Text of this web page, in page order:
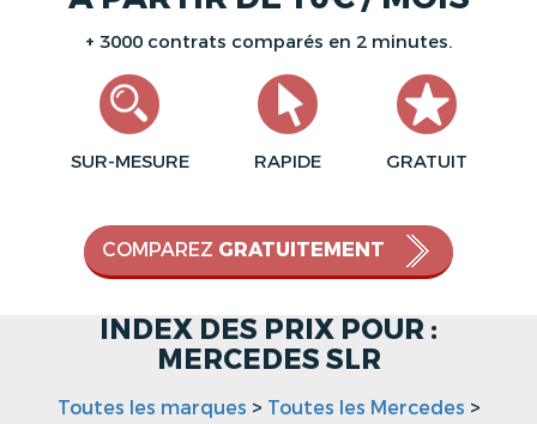
+ 3000 contrats comparés en 2 minutes.
SUR-MESURE RAPIDE GRATUIT
COMPAREZ GRATUITEMENT
INDEX DES PRIX POUR :
MERCEDES SLR
Toutes les marques > Toutes les Mercedes >